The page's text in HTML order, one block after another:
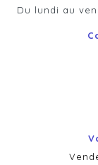
Du lundi au